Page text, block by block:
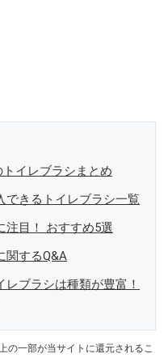
イレブラシまとめ
できるトイレブラシ一覧
注目！ おすすめ5選
関するQ&A
ブラシは種類が豊富！
の一部が当サイトに還元されるこ